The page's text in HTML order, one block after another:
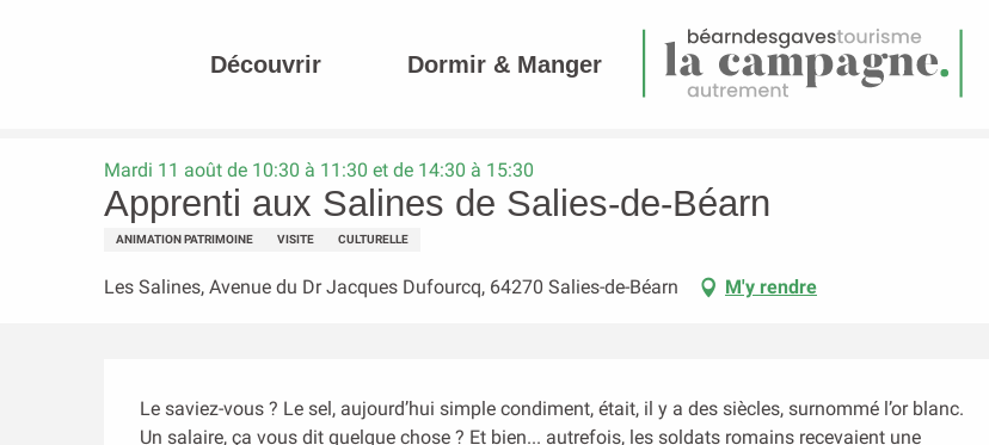
Découvrir Dormir & Manger
Mardi 11 août de 10:30 à 11:30 et de 14:30 à 15:30
Apprenti aux Salines de Salies-de-Béarn
ANIMATION PATRIMOINE VISITE CULTURELLE
Les Salines, Avenue du Dr Jacques Dufourcq, 64270 Salies-de-Béarn M'y rendre
Le saviez-vous ? Le sel, aujourd’hui simple condiment, était, il y a des siècles, surnommé l’or blanc.
Un salaire, ça vous dit quelque chose ? Et bien... autrefois, les soldats romains recevaient une